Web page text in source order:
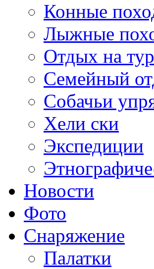
Конные
Лыжные
Отдых на
Семейный
Собачьи
Хели ски
Экспедиции
Новости
Фото
Снаряжение
Палатки